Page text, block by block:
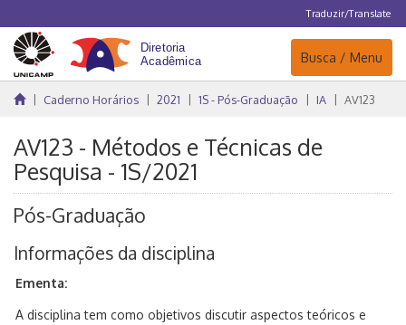
Traduzir/Translate
Navegação
Busca / Menu
Caderno Horários 2021 1S - Pós-Graduação IA AV123
AV123 - Métodos e Técnicas de
Pesquisa - 1S/2021
Pós-Graduação
Informações da disciplina
Ementa:
A disciplina tem como objetivos discutir aspectos teóricos e